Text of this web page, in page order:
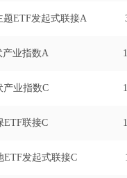
题ETF发起式联接A
产业指数A
产业指数C
ETF联接C
ETF发起式联接C